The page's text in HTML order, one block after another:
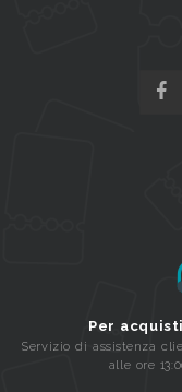
Per
Servizio di assistenza
alle ore